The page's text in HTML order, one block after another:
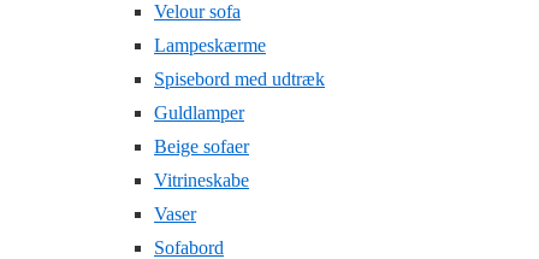
Velour sofa
Lampeskærme
Spisebord med udtræk
Guldlamper
Beige sofaer
Vitrineskabe
Vaser
Sofabord